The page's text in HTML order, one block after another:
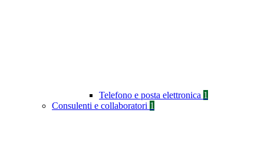
Telefono e posta elettronica 1
Consulenti e collaboratori 1